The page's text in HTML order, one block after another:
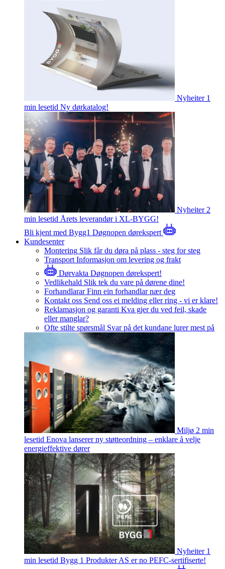
Nyheiter 1
min lesetid Ny dørkatalog!
Nyheiter 2
min lesetid Årets leverandør i XL-BYGG!
Bli kjent med Bygg1 Døgnopen dørekspert
Kundesenter
Montering Slik får du døra på plass - steg for steg
Transport Informasjon om levering og frakt
Dørvakta Døgnopen dørekspert!
Vedlikehald Slik tek du vare på dørene dine!
Forhandlarar Finn ein forhandlar nær deg
Kontakt oss Send oss ei melding eller ring - vi er klare!
Reklamasjon og garanti Kva gjer du ved feil, skade
eller manglar?
Ofte stilte spørsmål Svar på det kundane lurer mest på
Miljø 2 min
lesetid Enova lanserer ny støtteordning – enklare å velje
energieffektive dører
Nyheiter 1
min lesetid Bygg 1 Produkter AS er no PEFC-sertifiserte!